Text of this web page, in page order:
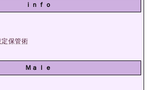
ｉｎｆｏ
保管術
Ｍａｌｅ